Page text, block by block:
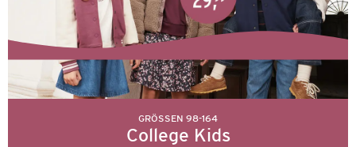
GRÖSSEN 98-164
College Kids